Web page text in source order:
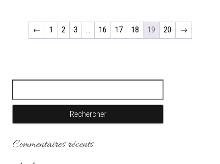
← 1 2 3 … 16 17 18 19 20 →
Commentaires récents